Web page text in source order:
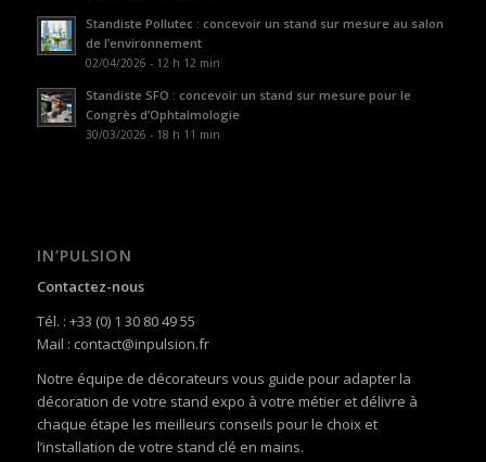
Standiste Pollutec : concevoir un stand sur mesure au salon
de l’environnement
02/04/2026 - 12 h 12 min
Standiste SFO : concevoir un stand sur mesure pour le
Congrès d’Ophtalmologie
30/03/2026 - 18 h 11 min
IN’PULSION
Contactez-nous
Tél. : +33 (0) 1 30 80 49 55
Mail : contact@inpulsion.fr
Notre équipe de décorateurs vous guide pour adapter la
décoration de votre stand expo à votre métier et délivre à
chaque étape les meilleurs conseils pour le choix et
l’installation de votre stand clé en mains.